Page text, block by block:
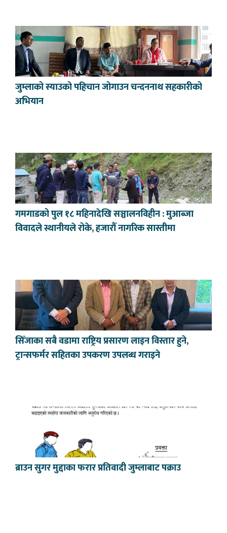
जुम्लाको स्याउको पहिचान जोगाउन चन्दननाथ सहकारीको
अभियान
गमगाडको पुल १८ महिनादेखि सञ्चालनविहीन : मुआब्जा
विवादले स्थानीयले रोके, हजारौँ नागरिक सास्तीमा
सिँजाका सबै वडामा राष्ट्रिय प्रसारण लाइन विस्तार हुने,
ट्रान्सफर्मर सहितका उपकरण उपलब्ध गराइने
ब्राउन सुगर मुद्दाका फरार प्रतिवादी जुम्लाबाट पक्राउ